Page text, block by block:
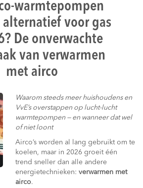
warmtepompen
voor gas
De onverwachte
van verwarmen
met airco
Waarom steeds meer huishoudens en
VvE’s overstappen op lucht-lucht
warmtepompen — en wanneer dat wel
of niet loont
Airco’s worden al lang gebruikt om te
koelen, maar in 2026 groeit één
trend sneller dan alle andere
energietechnieken: verwarmen met
airco.